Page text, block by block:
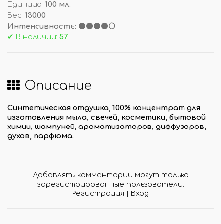
Единица: 100 мл.
Вес: 130.00
Интенсивность: ⚫⚫⚫⚫⚪
✔ В наличии: 57
Описание
Синтетическая отдушка, 100% концентрат для
изготовления мыла, свечей, косметики, бытовой
химии, шампуней, ароматизаторов, диффузоров,
духов, парфюма.
Добавлять комментарии могут только
зарегистрированные пользователи.
[ Регистрация | Вход ]